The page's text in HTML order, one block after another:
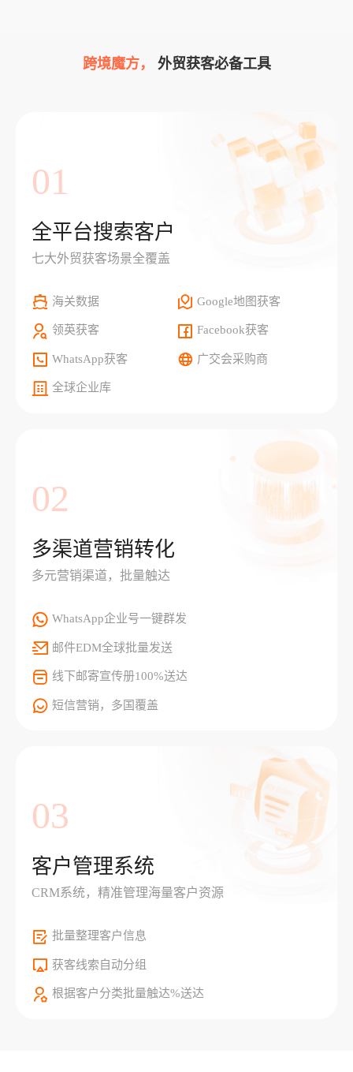
跨境魔方， 外贸获客必备工具
01
全平台搜索客户
七大外贸获客场景全覆盖
海关数据 Google地图获客
领英获客 Facebook获客
WhatsApp获客 广交会采购商
全球企业库
02
多渠道营销转化
多元营销渠道，批量触达
WhatsApp企业号一键群发
邮件EDM全球批量发送
线下邮寄宣传册100%送达
短信营销，多国覆盖
03
客户管理系统
CRM系统，精准管理海量客户资源
批量整理客户信息
获客线索自动分组
根据客户分类批量触达%送达